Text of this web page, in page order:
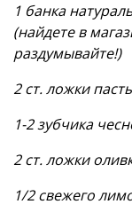
1 банка
(найдете в
раздумывайте!)
2 ст. ложки
1-2 зубчика
2 ст. ложки
1/2 свежего